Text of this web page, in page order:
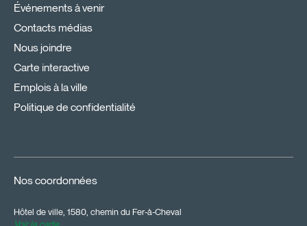
Événements à venir
Contacts médias
Nous joindre
Carte interactive
Emplois à la ville
Politique de confidentialité
Nos coordonnées
Hôtel de ville, 1580, chemin du Fer-à-Cheval